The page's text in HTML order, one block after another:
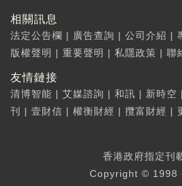
相關訊息
法定公告欄 | 廣告查詢 | 公司介紹 |
版權聲明 | 重要聲明 | 私隱政策 | 聯
友情鏈接
清博智能 | 艾媒諮詢 | 和訊 | 新時空 |
刊
| 壹財信 | 權衡財經 | 攬富財經 |
香港政府指定刊
Copyright © 1998